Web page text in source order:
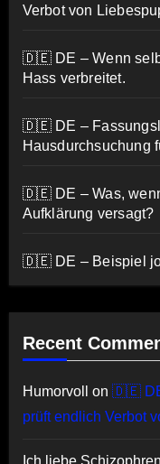
Verbot von
🇩🇪 DE – Wenn
Hass verbreitet.
🇩🇪 DE –
Hausdurchsuchung
🇩🇪 DE – Was,
Aufklärung versagt?
🇩🇪 DE – Beispiel
Recent
Humorvoll on 🇩🇪 DE
prüft endlich Verbot